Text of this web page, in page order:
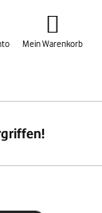
Mein Warenkorb